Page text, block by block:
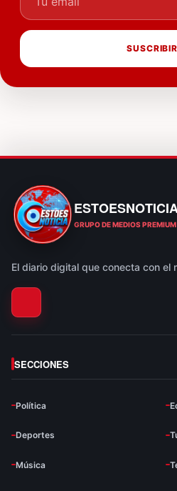
GRUPO DE MEDIOS PREMIUM
El diario digital que conecta con el
SECCIONES
Política
Deportes
Música